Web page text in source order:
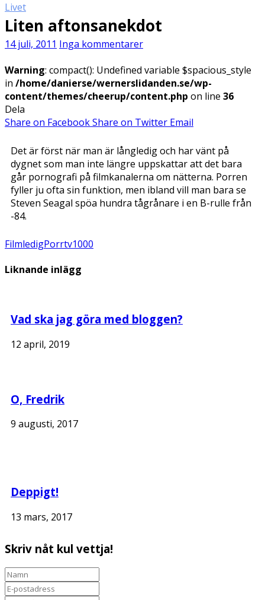
Livet
Liten aftonsanekdot
14 juli, 2011 Inga kommentarer
Warning: compact(): Undefined variable $spacious_style
in /home/danierse/wernerslidanden.se/wp-
content/themes/cheerup/content.php on line 36
Dela
Share on FacebookShare on Twitter Email
Det är först när man är långledig och har vänt på
dygnet som man inte längre uppskattar att det bara
går pornografi på filmkanalerna om nätterna. Porren
fyller ju ofta sin funktion, men ibland vill man bara se
Steven Seagal spöa hundra tågrånare i en B-rulle från
-84.
FilmledigPorrtv1000
Liknande inlägg
Vad ska jag göra med bloggen?
12 april, 2019
O, Fredrik
9 augusti, 2017
Deppigt!
13 mars, 2017
Skriv nåt kul vettja!